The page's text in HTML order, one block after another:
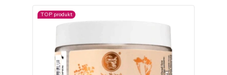
TOP produkt